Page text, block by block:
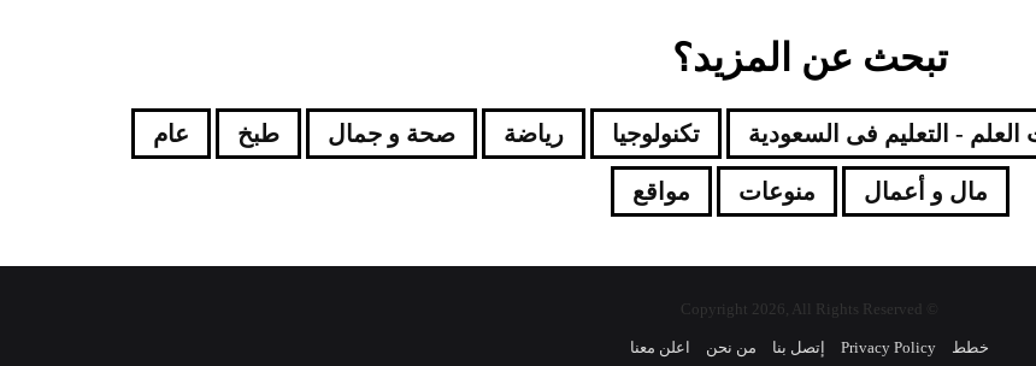
تبحث عن المزيد؟
العلم - التعليم فى السعودية تكنولوجيا رياضة صحة و جمال طبخ عام
مال و أعمال منوعات مواقع
خطط Privacy Policy إتصل بنا من نحن اعلن معنا